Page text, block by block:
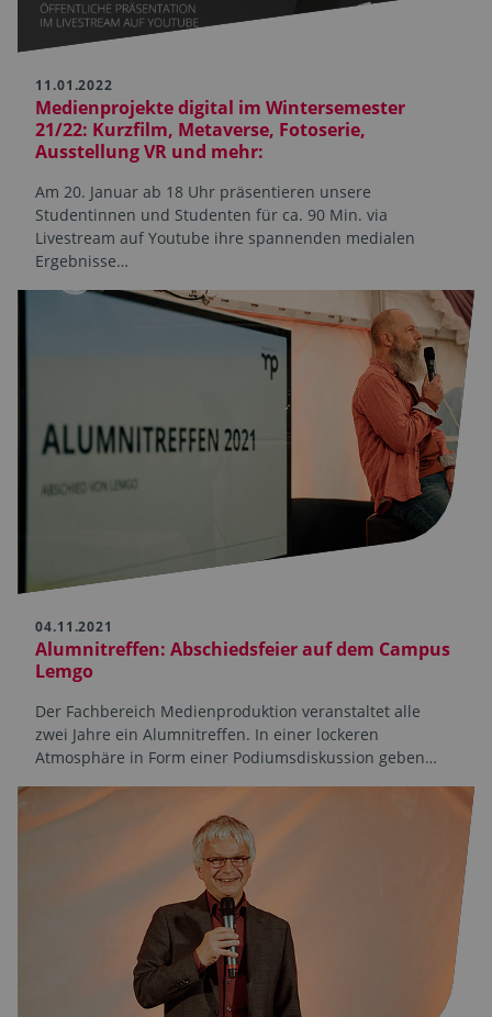
11.01.2022
Medienprojekte digital im Wintersemester
21/22: Kurzfilm, Metaverse, Fotoserie,
Ausstellung VR und mehr:
Am 20. Januar ab 18 Uhr präsentieren unsere
Studentinnen und Studenten für ca. 90 Min. via
Livestream auf Youtube ihre spannenden medialen
Ergebnisse…
04.11.2021
Alumnitreffen: Abschiedsfeier auf dem Campus
Lemgo
Der Fachbereich Medienproduktion veranstaltet alle
zwei Jahre ein Alumnitreffen. In einer lockeren
Atmosphäre in Form einer Podiumsdiskussion geben…